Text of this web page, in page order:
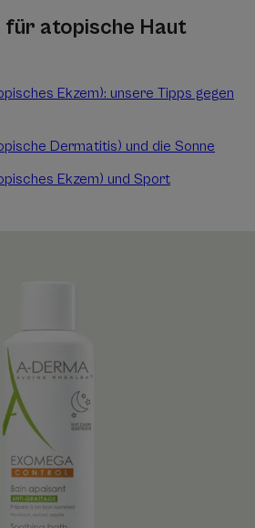
atopische Haut
Ekzem): unsere Tipps gegen
Dermatitis) und die Sonne
Ekzem) und Sport